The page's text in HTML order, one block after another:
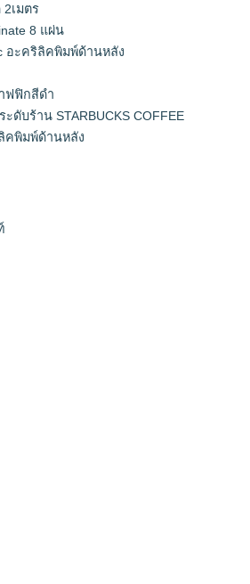
เมตร
8 แผ่น
อะคริลิคพิมพ์ด้านหลัง
ฟฟิกสีดำ
ดับร้าน STARBUCKS COFFEE
คพิมพ์ด้านหลัง